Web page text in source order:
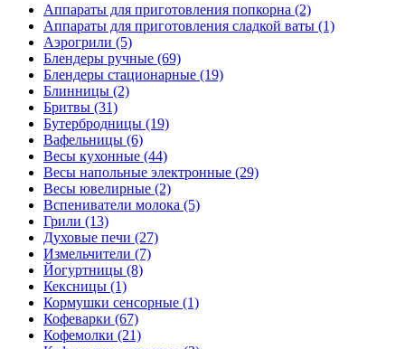
Аппараты для приготовления попкорна (2)
Аппараты для приготовления сладкой ваты (1)
Аэрогрили (5)
Блендеры ручные (69)
Блендеры стационарные (19)
Блинницы (2)
Бритвы (31)
Бутербродницы (19)
Вафельницы (6)
Весы кухонные (44)
Весы напольные электронные (29)
Весы ювелирные (2)
Вспениватели молока (5)
Грили (13)
Духовые печи (27)
Измельчители (7)
Йогуртницы (8)
Кексницы (1)
Кормушки сенсорные (1)
Кофеварки (67)
Кофемолки (21)